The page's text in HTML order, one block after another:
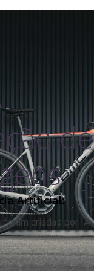
de
Artificial:​
foram criadas por IA